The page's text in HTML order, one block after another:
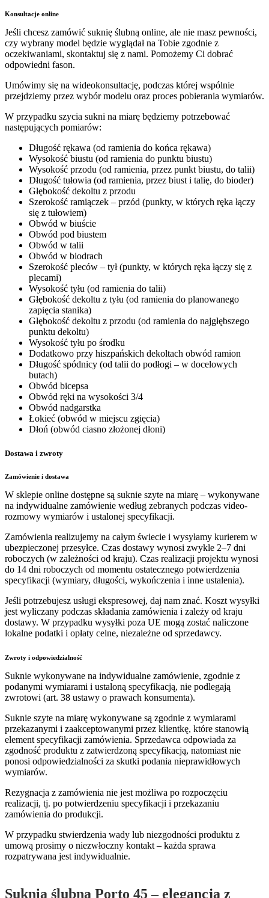
Konsultacje online
Jeśli chcesz zamówić suknię ślubną online, ale nie masz pewności,
czy wybrany model będzie wyglądał na Tobie zgodnie z
oczekiwaniami, skontaktuj się z nami. Pomożemy Ci dobrać
odpowiedni fason.
Umówimy się na wideokonsultację, podczas której wspólnie
przejdziemy przez wybór modelu oraz proces pobierania wymiarów.
W przypadku szycia sukni na miarę będziemy potrzebować
następujących pomiarów:
Długość rękawa (od ramienia do końca rękawa)
Wysokość biustu (od ramienia do punktu biustu)
Wysokość przodu (od ramienia, przez punkt biustu, do talii)
Długość tułowia (od ramienia, przez biust i talię, do bioder)
Głębokość dekoltu z przodu
Szerokość ramiączek – przód (punkty, w których ręka łączy
się z tułowiem)
Obwód w biuście
Obwód pod biustem
Obwód w talii
Obwód w biodrach
Szerokość pleców – tył(punkty, w których ręka łączy się z
plecami)
Wysokość tyłu (od ramienia do talii)
Głębokość dekoltu z tyłu (od ramienia do planowanego
zapięcia stanika)
Głębokość dekoltu z przodu (od ramienia do najgłębszego
punktu dekoltu)
Wysokość tyłu po środku
Dodatkowo przy hiszpańskich dekoltach obwód ramion
Długość spódnicy (od talii do podłogi – w docelowych
butach)
Obwód bicepsa
Obwód ręki na wysokości 3/4
Obwód nadgarstka
Łokieć (obwód w miejscu zgięcia)
Dłoń (obwód ciasno złożonej dłoni)
Dostawa i zwroty
Zamówienie i dostawa
W sklepie online dostępne są suknie szyte na miarę – wykonywane
na indywidualne zamówienie według zebranych podczas video-
rozmowy wymiarów i ustalonej specyfikacji.
Zamówienia realizujemy na całym świecie i wysyłamy kurierem w
ubezpieczonej przesyłce. Czas dostawy wynosi zwykle 2–7 dni
roboczych (w zależności od kraju). Czas realizacji projektu wynosi
do 14 dni roboczych od momentu ostatecznego potwierdzenia
specyfikacji (wymiary, długości, wykończenia i inne ustalenia).
Jeśli potrzebujesz usługi ekspresowej, daj nam znać. Koszt wysyłki
jest wyliczany podczas składania zamówienia i zależy od kraju
dostawy. W przypadku wysyłki poza UE mogą zostać naliczone
lokalne podatki i opłaty celne, niezależne od sprzedawcy.
Zwroty i odpowiedzialność
Suknie wykonywane na indywidualne zamówienie, zgodnie z
podanymi wymiarami i ustaloną specyfikacją, nie podlegają
zwrotowi (art. 38 ustawy o prawach konsumenta).
Suknie szyte na miarę wykonywane są zgodnie z wymiarami
przekazanymi i zaakceptowanymi przez klientkę, które stanowią
element specyfikacji zamówienia. Sprzedawca odpowiada za
zgodność produktu z zatwierdzoną specyfikacją, natomiast nie
ponosi odpowiedzialności za skutki podania nieprawidłowych
wymiarów.
Rezygnacja z zamówienia nie jest możliwa po rozpoczęciu
realizacji, tj. po potwierdzeniu specyfikacji i przekazaniu
zamówienia do produkcji.
W przypadku stwierdzenia wady lub niezgodności produktu z
umową prosimy o niezwłoczny kontakt – każda sprawa
rozpatrywana jest indywidualnie.
Suknia ślubna Porto 45 – elegancja z